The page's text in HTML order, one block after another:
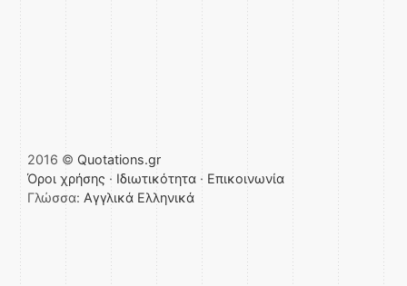
2016 © Quotations.gr
Όροι χρήσης · Ιδιωτικότητα · Επικοινωνία
Γλώσσα: Αγγλικά Ελληνικά